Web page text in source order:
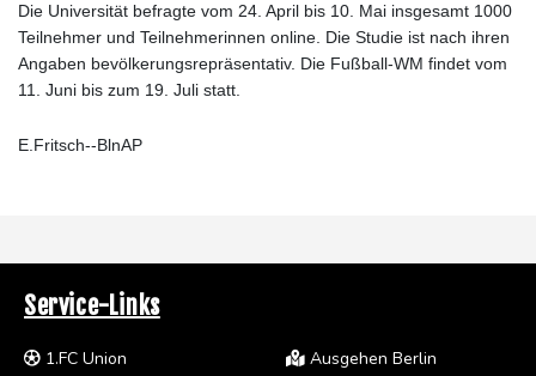
Die Universität befragte vom 24. April bis 10. Mai insgesamt 1000
Teilnehmer und Teilnehmerinnen online. Die Studie ist nach ihren
Angaben bevölkerungsrepräsentativ. Die Fußball-WM findet vom
11. Juni bis zum 19. Juli statt.
E.Fritsch--BlnAP
Service-Links
1.FC Union
Ausgehen Berlin